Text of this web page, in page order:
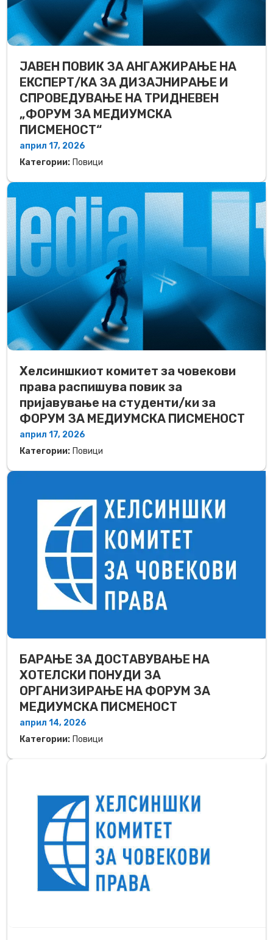
ЈАВЕН ПОВИК ЗА АНГАЖИРАЊЕ НА
ЕКСПЕРТ/КА ЗА ДИЗАЈНИРАЊЕ И
СПРОВЕДУВАЊЕ НА ТРИДНЕВЕН
„ФОРУМ ЗА МЕДИУМСКА
ПИСМЕНОСТ“
април 17, 2026
Категории: Повици
Хелсиншкиот комитет за човекови
права распишува повик за
пријавување на студенти/ки за
ФОРУМ ЗА МЕДИУМСКА ПИСМЕНОСТ
април 17, 2026
Категории: Повици
БАРАЊЕ ЗА ДОСТАВУВАЊЕ НA
ХОТЕЛСКИ ПОНУДИ ЗА
ОРГАНИЗИРАЊЕ НА ФОРУМ ЗА
МЕДИУМСКА ПИСМЕНОСТ
април 14, 2026
Категории: Повици